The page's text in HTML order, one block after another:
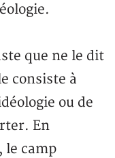
que ne le dit
consiste à
ou de
En
le camp